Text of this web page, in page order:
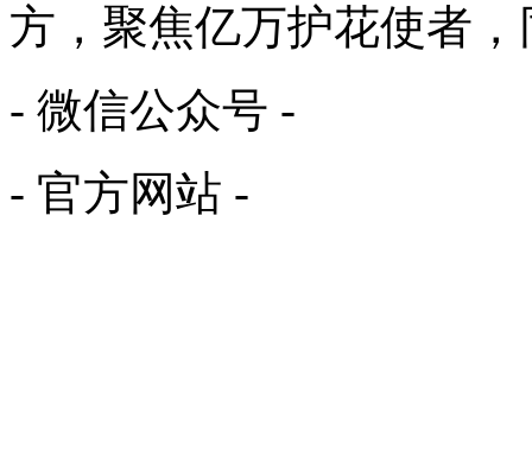
方，聚焦亿万护花使者
- 微信公众号 -
- 官方网站 -